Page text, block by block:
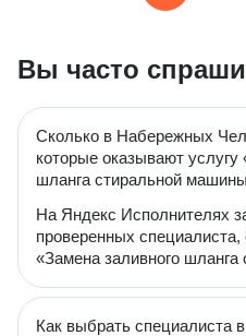
Вы часто
Сколько в Набережных
которые оказывают услугу
шланга стиральной
На Яндекс Исполнителях
проверенных
«Замена заливного
Как выбрать специалиста